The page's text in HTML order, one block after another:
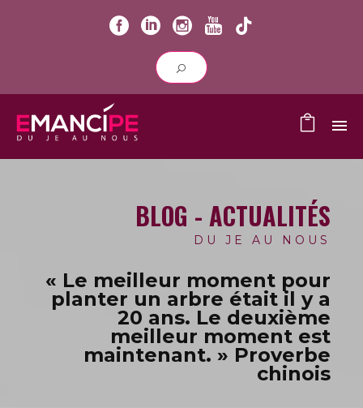
BLOG - ACTUALITÉS
DU JE AU NOUS
« Le meilleur moment pour
planter un arbre était il y a
20 ans. Le deuxième
meilleur moment est
maintenant. » Proverbe
chinois